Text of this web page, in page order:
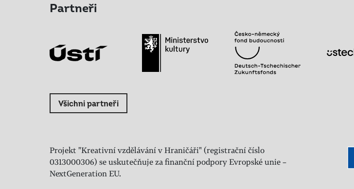
Partneři
Všichni partneři
Projekt "Kreativní vzdělávání v Hraničáři" (registrační číslo
0313000306) se uskutečňuje za finanční podpory Evropské unie –
NextGeneration EU.